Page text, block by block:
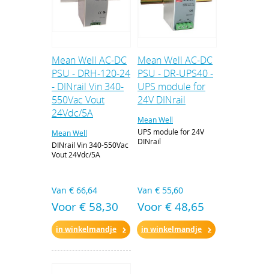
Mean Well AC-DC
PSU - DRH-120-24
- DINrail Vin 340-
550Vac Vout
24Vdc/5A
Mean Well
DINrail Vin 340-550Vac
Vout 24Vdc/5A
Van € 66,64
Voor € 58,30
in winkelmandje
Mean Well AC-DC
PSU - DR-UPS40 -
UPS module for
24V DINrail
Mean Well
UPS module for 24V
DINrail
Van € 55,60
Voor € 48,65
in winkelmandje